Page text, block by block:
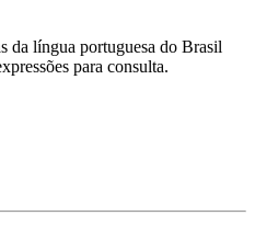
da língua portuguesa do Brasil
para consulta.